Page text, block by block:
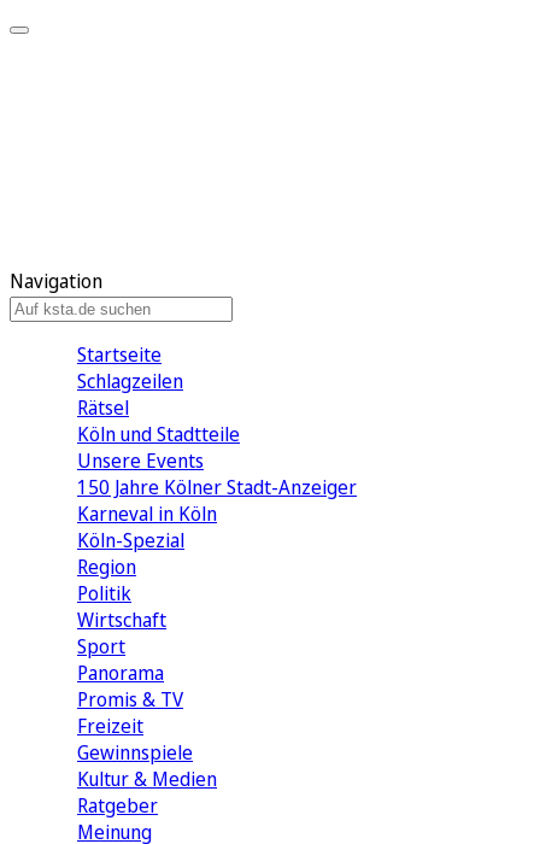
Navigation
Startseite
Schlagzeilen
Rätsel
Köln und Stadtteile
Unsere Events
150 Jahre Kölner Stadt-Anzeiger
Karneval in Köln
Köln-Spezial
Region
Politik
Wirtschaft
Sport
Panorama
Promis & TV
Freizeit
Gewinnspiele
Kultur & Medien
Ratgeber
Meinung